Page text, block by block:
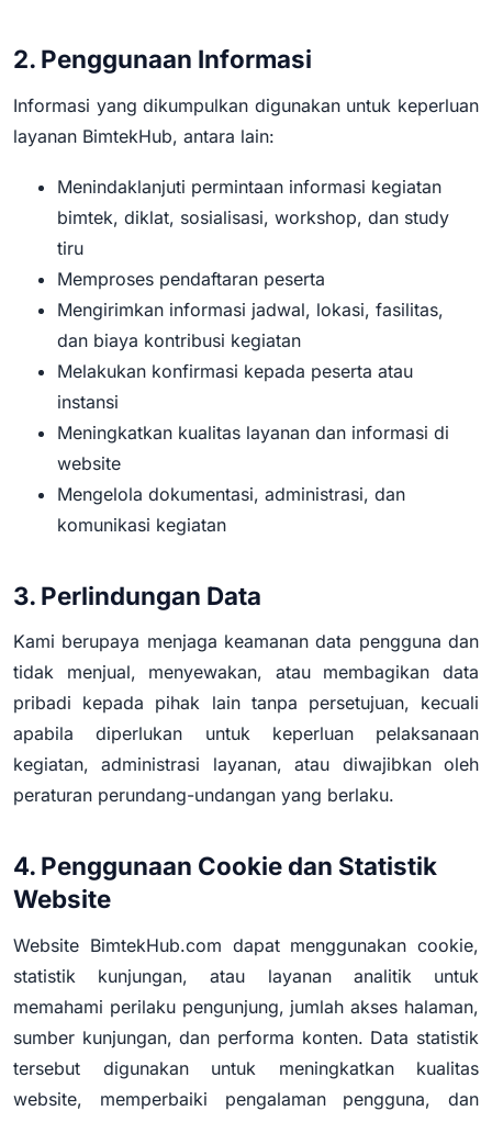
2. Penggunaan Informasi
Informasi yang dikumpulkan digunakan untuk keperluan
layanan BimtekHub, antara lain:
Menindaklanjuti permintaan informasi kegiatan
bimtek, diklat, sosialisasi, workshop, dan study
tiru
Memproses pendaftaran peserta
Mengirimkan informasi jadwal, lokasi, fasilitas,
dan biaya kontribusi kegiatan
Melakukan konfirmasi kepada peserta atau
instansi
Meningkatkan kualitas layanan dan informasi di
website
Mengelola dokumentasi, administrasi, dan
komunikasi kegiatan
3. Perlindungan Data
Kami berupaya menjaga keamanan data pengguna dan
tidak menjual, menyewakan, atau membagikan data
pribadi kepada pihak lain tanpa persetujuan, kecuali
apabila diperlukan untuk keperluan pelaksanaan
kegiatan, administrasi layanan, atau diwajibkan oleh
peraturan perundang-undangan yang berlaku.
4. Penggunaan Cookie dan Statistik
Website
Website BimtekHub.com dapat menggunakan cookie,
statistik kunjungan, atau layanan analitik untuk
memahami perilaku pengunjung, jumlah akses halaman,
sumber kunjungan, dan performa konten. Data statistik
tersebut digunakan untuk meningkatkan kualitas
website, memperbaiki pengalaman pengguna, dan